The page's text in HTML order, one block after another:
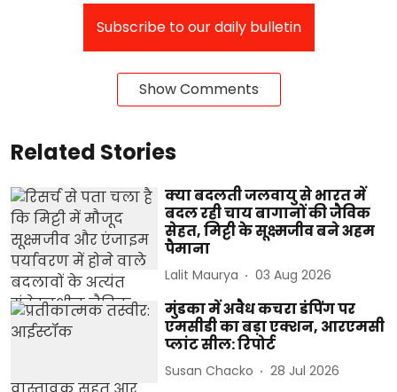
Subscribe to our daily bulletin
Show Comments
Related Stories
क्या बदलती जलवायु से भारत में
बदल रही चाय बागानों की जैविक
सेहत, मिट्टी के सूक्ष्मजीव बने अहम
पैमाना
Lalit Maurya 03 Aug 2026
मुंडका में अवैध कचरा डंपिंग पर
एमसीडी का बड़ा एक्शन, आरएमसी
प्लांट सील: रिपोर्ट
Susan Chacko 28 Jul 2026